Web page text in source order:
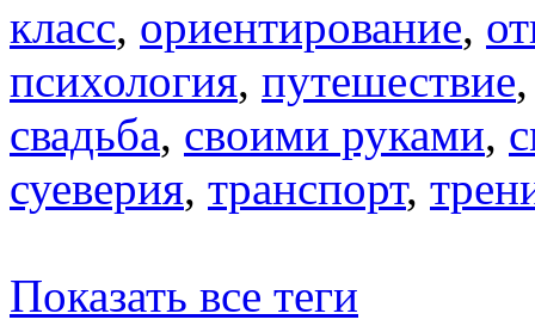
класс, ориентирование,
психология, путешествие
свадьба, своими руками,
суеверия, транспорт,
Показать все теги